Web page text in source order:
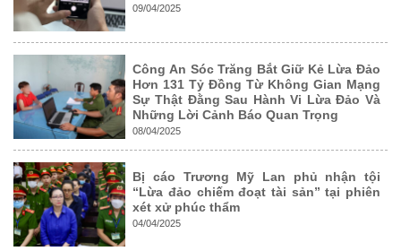
09/04/2025
Công An Sóc Trăng Bắt Giữ Kẻ Lừa Đảo
Hơn 131 Tỷ Đồng Từ Không Gian Mạng
Sự Thật Đằng Sau Hành Vi Lừa Đảo Và
Những Lời Cảnh Báo Quan Trọng
08/04/2025
Bị cáo Trương Mỹ Lan phủ nhận tội
“Lừa đảo chiếm đoạt tài sản” tại phiên
xét xử phúc thẩm
04/04/2025